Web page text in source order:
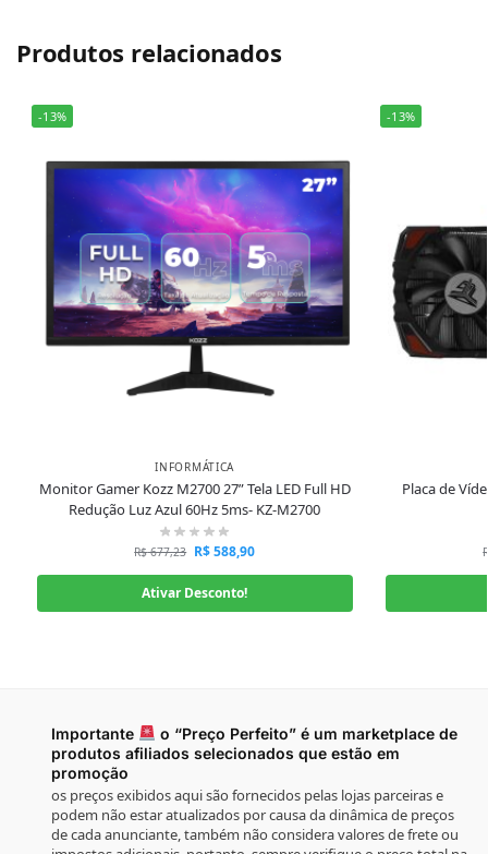
Produtos relacionados
-13%
INFORMÁTICA
Monitor Gamer Kozz M2700 27” Tela LED Full HD
Redução Luz Azul 60Hz 5ms- KZ-M2700
R$677,23 R$588,90
Ativar Desconto!
-13%
Placa de
Importante
o “Preço Perfeito” é um marketplace de
produtos afiliados selecionados que estão em
promoção
os preços exibidos aqui são fornecidos pelas lojas parceiras e
podem não estar atualizados por causa da dinâmica de preços
de cada anunciante, também não considera valores de frete ou